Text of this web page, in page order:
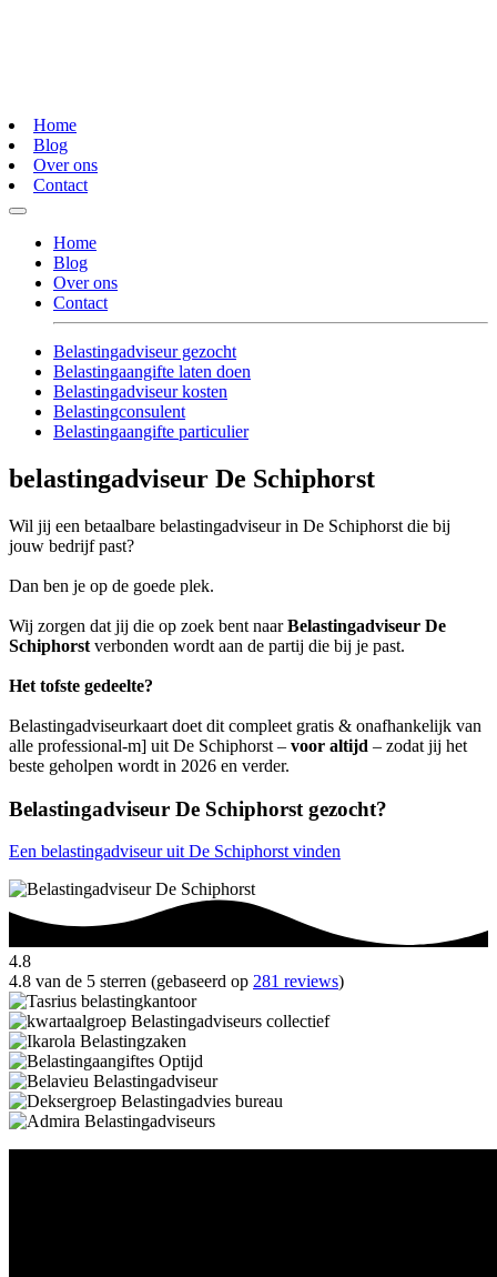
Home
Blog
Over ons
Contact
Home
Blog
Over ons
Contact
Belastingadviseur gezocht
Belastingaangifte laten doen
Belastingadviseur kosten
Belastingconsulent
Belastingaangifte particulier
belastingadviseur De Schiphorst
Wil jij een betaalbare belastingadviseur in De Schiphorst die bij
jouw bedrijf past?
Dan ben je op de goede plek.
Wij zorgen dat jij die op zoek bent naarBelastingadviseur De
Schiphorst verbonden wordt aan de partij die bij je past.
Het tofste gedeelte?
Belastingadviseurkaart doet dit compleet gratis & onafhankelijk van
alle professional-m] uit De Schiphorst – voor altijd – zodat jij het
beste geholpen wordt in 2026 en verder.
Belastingadviseur De Schiphorst gezocht?
Een belastingadviseur uit De Schiphorst vinden
4.8
4.8 van de 5 sterren (gebaseerd op 281 reviews)